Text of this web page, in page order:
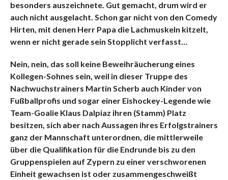
besonders auszeichnete. Gut gemacht, drum wird er
auch nicht ausgelacht. Schon gar nicht von den Comedy
Hirten, mit denen Herr Papa die Lachmuskeln kitzelt,
wenn er nicht gerade sein Stopplicht verfasst…
Nein, nein, das soll keine Beweihräucherung eines
Kollegen-Sohnes sein, weil in dieser Truppe des
Nachwuchstrainers Martin Scherb auch Kinder von
Fußballprofis und sogar einer Eishockey-Legende wie
Team-Goalie Klaus Dalpiaz ihren (Stamm) Platz
besitzen, sich aber nach Aussagen ihres Erfolgstrainers
ganz der Mannschaft unterordnen, die mittlerweile
über die Qualifikation für die Endrunde bis zu den
Gruppenspielen auf Zypern zu einer verschworenen
Einheit gewachsen ist oder zusammengeschweißt